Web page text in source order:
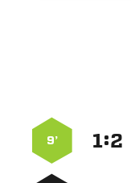
:
9’